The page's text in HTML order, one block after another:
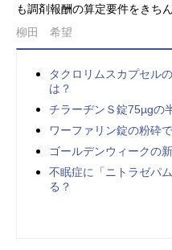
も調剤報酬の算定要件をきち
柳田 希望
タクロリムスカプセル
は？
チラーヂンＳ錠75µgの
ワーファリン錠の粉砕
ゴールデンウィークの
不眠症に「ニトラゼパ
る？